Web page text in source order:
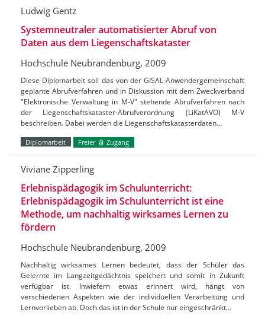
Ludwig Gentz
Systemneutraler automatisierter Abruf von
Daten aus dem Liegenschaftskataster
Hochschule Neubrandenburg, 2009
Diese Diplomarbeit soll das von der GISAL-Anwendergemeinschaft
geplante Abrufverfahren und in Diskussion mit dem Zweckverband
"Elektronische Verwaltung in M-V" stehende Abrufverfahren nach
der Liegenschaftskataster-Abrufverordnung (LiKatAVO) M-V
beschreiben. Dabei werden die Liegenschaftskatasterdaten…
Diplomarbeit Freier Zugang
Viviane Zipperling
Erlebnispädagogik im Schulunterricht:
Erlebnispädagogik im Schulunterricht ist eine
Methode, um nachhaltig wirksames Lernen zu
fördern
Hochschule Neubrandenburg, 2009
Nachhaltig wirksames Lernen bedeutet, dass der Schüler das
Gelernte im Langzeitgedächtnis speichert und somit in Zukunft
verfügbar ist. Inwiefern etwas erinnert wird, hängt von
verschiedenen Aspekten wie der individuellen Verarbeitung und
Lernvorlieben ab. Doch das ist in der Schule nur eingeschränkt…